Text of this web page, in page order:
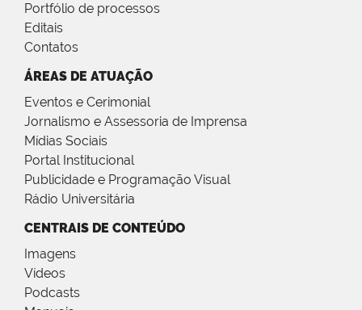
Portfólio de processos
Editais
Contatos
ÁREAS DE ATUAÇÃO
Eventos e Cerimonial
Jornalismo e Assessoria de Imprensa
Mídias Sociais
Portal Institucional
Publicidade e Programação Visual
Rádio Universitária
CENTRAIS DE CONTEÚDO
Imagens
Vídeos
Podcasts